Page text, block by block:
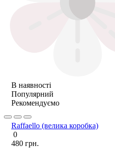
В наявності
Популярний
Рекомендуємо
Raffaello (велика коробка)
0
480 грн.